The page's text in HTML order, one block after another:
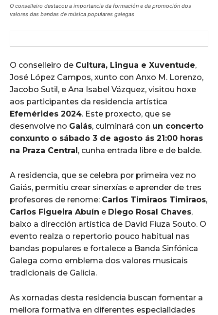
O conselleiro destacou a importancia da formación e da promoción dos
valores das bandas de música populares galegas
O conselleiro de Cultura, Lingua e Xuventude,
José López Campos, xunto con Anxo M. Lorenzo,
Jacobo Sutil, e Ana Isabel Vázquez, visitou hoxe
aos participantes da residencia artística
Efemérides 2024. Este proxecto, que se
desenvolve no Gaiás, culminará con un concerto
conxunto o sábado 3 de agosto ás 21:00 horas
na Praza Central, cunha entrada libre e de balde.
A residencia, que se celebra por primeira vez no
Gaiás, permitiu crear sinerxías e aprender de tres
profesores de renome: Carlos Timiraos Timiraos,
Carlos Figueira Abuín e Diego Rosal Chaves,
baixo a dirección artística de David Fiuza Souto. O
evento realza o repertorio pouco habitual nas
bandas populares e fortalece a Banda Sinfónica
Galega como emblema dos valores musicais
tradicionais de Galicia.
As xornadas desta residencia buscan fomentar a
mellora formativa en diferentes especialidades